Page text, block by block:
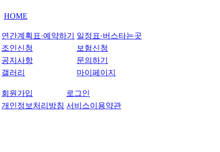
HOME
연간계획표·예약하기
일정표·버스타는곳
조인신청
보험신청
공지사항
문의하기
갤러리
마이페이지
회원가입
로그인
개인정보처리방침 서비스이용약관